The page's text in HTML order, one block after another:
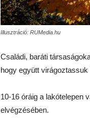
Illusztráció: RUMedia.hu
Családi, baráti
hogy együtt
10-16 óráig a lakótelepen
elvégzésében.